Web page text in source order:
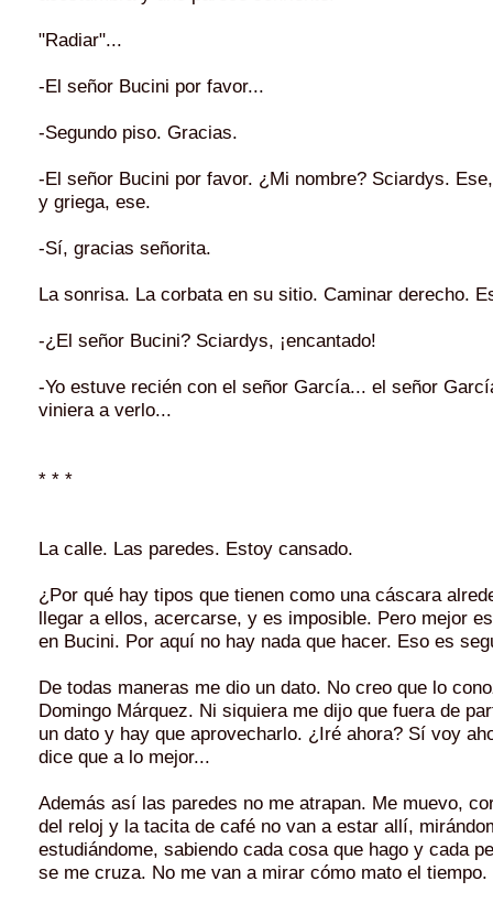
"Radiar"...
-El señor Bucini por favor...
-Segundo piso. Gracias.
-El señor Bucini por favor. ¿Mi nombre? Sciardys.
y griega, ese.
-Sí, gracias señorita.
La sonrisa. La corbata en su sitio. Caminar derecho.
-¿El señor Bucini? Sciardys, ¡encantado!
-Yo estuve recién con el señor García... el señor
viniera a verlo...
* * *
La calle. Las paredes. Estoy cansado.
¿Por qué hay tipos que tienen como una cáscara
llegar a ellos, acercarse, y es imposible. Pero mejor
en Bucini. Por aquí no hay nada que hacer. Eso es
De todas maneras me dio un dato. No creo que lo
Domingo Márquez. Ni siquiera me dijo que fuera de
un dato y hay que aprovecharlo. ¿Iré ahora? Sí voy
dice que a lo mejor...
Además así las paredes no me atrapan. Me muevo,
del reloj y la tacita de café no van a estar allí,
estudiándome, sabiendo cada cosa que hago y cada
se me cruza. No me van a mirar cómo mato el tiempo.